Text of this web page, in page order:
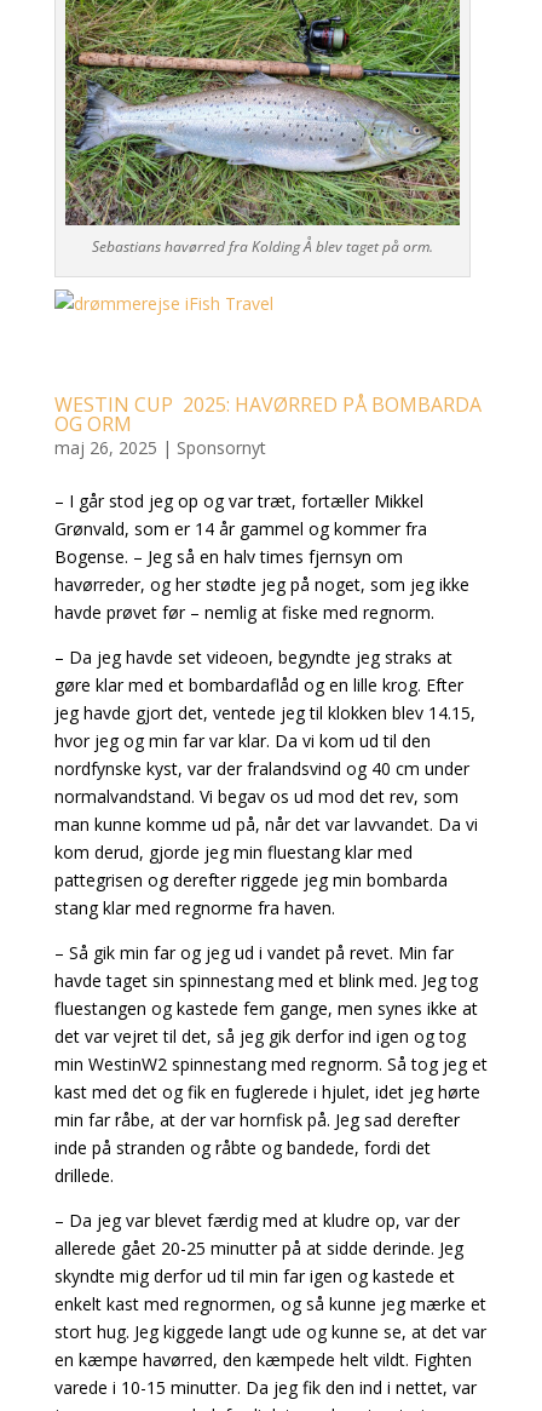
Sebastians havørred fra Kolding Å blev taget på orm.
WESTIN CUP 2025: HAVØRRED PÅ BOMBARDA
OG ORM
maj 26, 2025 | Sponsornyt
– I går stod jeg op og var træt, fortæller Mikkel
Grønvald, som er 14 år gammel og kommer fra
Bogense. – Jeg så en halv times fjernsyn om
havørreder, og her stødte jeg på noget, som jeg ikke
havde prøvet før – nemlig at fiske med regnorm.
– Da jeg havde set videoen, begyndte jeg straks at
gøre klar med et bombardaflåd og en lille krog. Efter
jeg havde gjort det, ventede jeg til klokken blev 14.15,
hvor jeg og min far var klar. Da vi kom ud til den
nordfynske kyst, var der fralandsvind og 40 cm under
normalvandstand. Vi begav os ud mod det rev, som
man kunne komme ud på, når det var lavvandet. Da vi
kom derud, gjorde jeg min fluestang klar med
pattegrisen og derefter riggede jeg min bombarda
stang klar med regnorme fra haven.
– Så gik min far og jeg ud i vandet på revet. Min far
havde taget sin spinnestang med et blink med. Jeg tog
fluestangen og kastede fem gange, men synes ikke at
det var vejret til det, så jeg gik derfor ind igen og tog
min WestinW2 spinnestang med regnorm. Så tog jeg et
kast med det og fik en fuglerede i hjulet, idet jeg hørte
min far råbe, at der var hornfisk på. Jeg sad derefter
inde på stranden og råbte og bandede, fordi det
drillede.
– Da jeg var blevet færdig med at kludre op, var der
allerede gået 20-25 minutter på at sidde derinde. Jeg
skyndte mig derfor ud til min far igen og kastede et
enkelt kast med regnormen, og så kunne jeg mærke et
stort hug. Jeg kiggede langt ude og kunne se, at det var
en kæmpe havørred, den kæmpede helt vildt. Fighten
varede i 10-15 minutter. Da jeg fik den ind i nettet, var